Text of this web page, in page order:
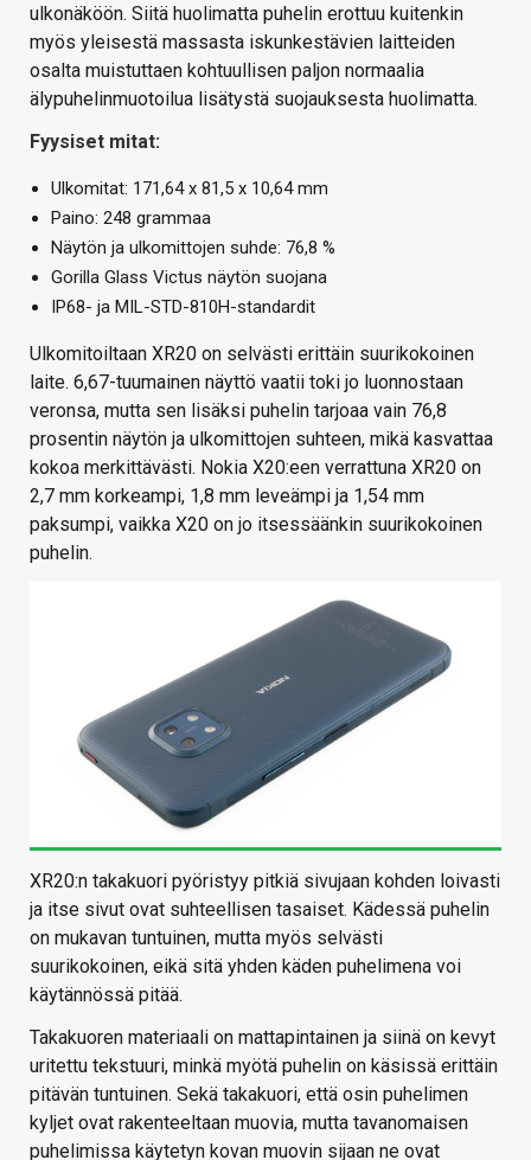
ulkonäköön. Siitä huolimatta puhelin erottuu kuitenkin
myös yleisestä massasta iskunkestävien laitteiden
osalta muistuttaen kohtuullisen paljon normaalia
älypuhelinmuotoilua lisätystä suojauksesta huolimatta.
Fyysiset mitat:
Ulkomitat: 171,64 x 81,5 x 10,64 mm
Paino: 248 grammaa
Näytön ja ulkomittojen suhde: 76,8 %
Gorilla Glass Victus näytön suojana
IP68- ja MIL-STD-810H-standardit
Ulkomitoiltaan XR20 on selvästi erittäin suurikokoinen
laite. 6,67-tuumainen näyttö vaatii toki jo luonnostaan
veronsa, mutta sen lisäksi puhelin tarjoaa vain 76,8
prosentin näytön ja ulkomittojen suhteen, mikä kasvattaa
kokoa merkittävästi. Nokia X20:een verrattuna XR20 on
2,7 mm korkeampi, 1,8 mm leveämpi ja 1,54 mm
paksumpi, vaikka X20 on jo itsessäänkin suurikokoinen
puhelin.
XR20:n takakuori pyöristyy pitkiä sivujaan kohden loivasti
ja itse sivut ovat suhteellisen tasaiset. Kädessä puhelin
on mukavan tuntuinen, mutta myös selvästi
suurikokoinen, eikä sitä yhden käden puhelimena voi
käytännössä pitää.
Takakuoren materiaali on mattapintainen ja siinä on kevyt
uritettu tekstuuri, minkä myötä puhelin on käsissä erittäin
pitävän tuntuinen. Sekä takakuori, että osin puhelimen
kyljet ovat rakenteeltaan muovia, mutta tavanomaisen
puhelimissa käytetyn kovan muovin sijaan ne ovat